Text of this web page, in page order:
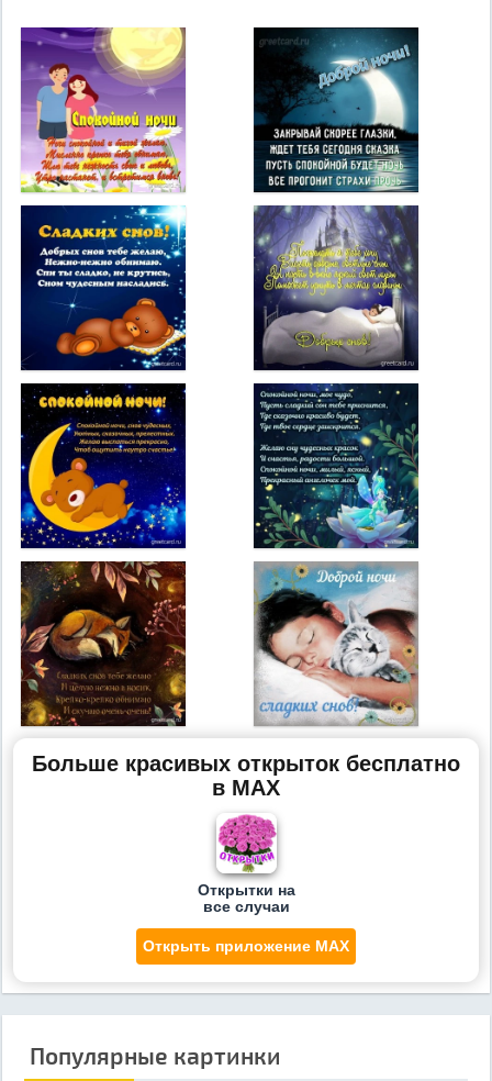
Больше красивых открыток бесплатно
в MAX
Открытки на
все случаи
Открыть приложение MAX
Популярные картинки